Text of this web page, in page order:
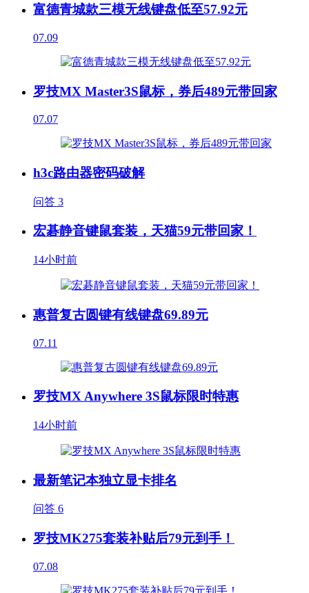
富德青城款三模无线键盘低至57.92元
07.09
罗技MX Master3S鼠标，券后489元带回家
07.07
h3c路由器密码破解
问答 3
宏碁静音键鼠套装，天猫59元带回家！
14小时前
惠普复古圆键有线键盘69.89元
07.11
罗技MX Anywhere 3S鼠标限时特惠
14小时前
最新笔记本独立显卡排名
问答 6
罗技MK275套装补贴后79元到手！
07.08